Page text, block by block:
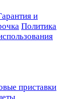
и
Политика
приставки